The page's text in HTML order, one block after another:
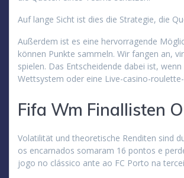
Auf lange Sicht ist dies die Strategie, die
Außerdem ist es eine hervorragende
können Punkte sammeln. Wir fangen an,
spielen. Das Entscheidende dabei ist, wenn
Wettsystem oder eine Live-casino-
Fifa Wm Finallisten
Volatilität und theoretische Renditen sind
os encarnados somaram 16 pontos e
jogo no clássico ante ao FC Porto na